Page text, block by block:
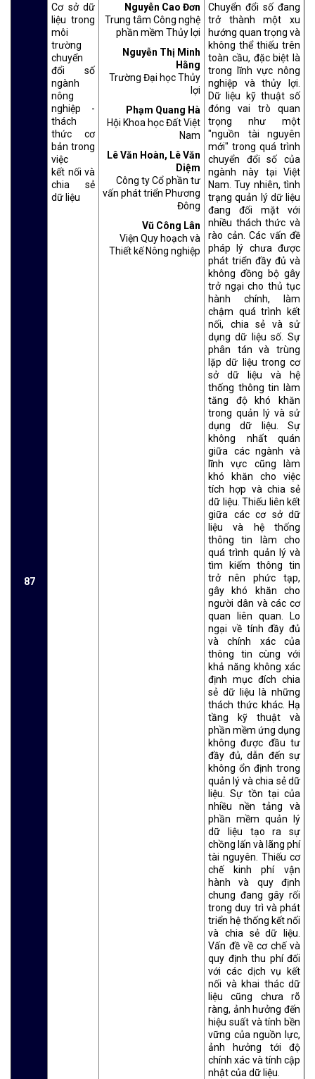
87
Cơ sở dữ
liệu trong
môi
trường
chuyển
đổi số
ngành
nông
nghiệp -
thách
thức cơ
bản trong
việc
kết nối và
chia sẻ
dữ liệu
Nguyễn Cao Đơn
Trung tâm Công nghệ
phần mềm Thủy lợi
Nguyễn Thị Minh
Hằng
Trường Đại học Thủy
lợi
Phạm Quang Hà
Hội Khoa học Đất Việt
Nam
Lê Văn Hoàn, Lê Văn
Diệm
Công ty Cổ phần tư
vấn phát triển Phương
Đông
Vũ Công Lân
Viện Quy hoạch và
Thiết kế Nông nghiệp
Chuyển đổi số đang
trở thành một xu
hướng quan trọng và
không thể thiếu trên
toàn cầu, đặc biệt là
trong lĩnh vực nông
nghiệp và thủy lợi.
Dữ liệu kỹ thuật số
đóng vai trò quan
trọng như một
"nguồn tài nguyên
mới" trong quá trình
chuyển đổi số của
ngành này tại Việt
Nam. Tuy nhiên, tình
trạng quản lý dữ liệu
đang đối mặt với
nhiều thách thức và
rào cản. Các vấn đề
pháp lý chưa được
phát triển đầy đủ và
không đồng bộ gây
trở ngại cho thủ tục
hành chính, làm
chậm quá trình kết
nối, chia sẻ và sử
dụng dữ liệu số. Sự
phân tán và trùng
lặp dữ liệu trong cơ
sở dữ liệu và hệ
thống thông tin làm
tăng độ khó khăn
trong quản lý và sử
dụng dữ liệu. Sự
không nhất quán
giữa các ngành và
lĩnh vực cũng làm
khó khăn cho việc
tích hợp và chia sẻ
dữ liệu. Thiếu liên kết
giữa các cơ sở dữ
liệu và hệ thống
thông tin làm cho
quá trình quản lý và
tìm kiếm thông tin
trở nên phức tạp,
gây khó khăn cho
người dân và các cơ
quan liên quan. Lo
ngại về tính đầy đủ
và chính xác của
thông tin cùng với
khả năng không xác
định mục đích chia
sẻ dữ liệu là những
thách thức khác. Hạ
tầng kỹ thuật và
phần mềm ứng dụng
không được đầu tư
đầy đủ, dẫn đến sự
không ổn định trong
quản lý và chia sẻ dữ
liệu. Sự tồn tại của
nhiều nền tảng và
phần mềm quản lý
dữ liệu tạo ra sự
chồng lấn và lãng phí
tài nguyên. Thiếu cơ
chế kinh phí vận
hành và quy định
chung đang gây rối
trong duy trì và phát
triển hệ thống kết nối
và chia sẻ dữ liệu.
Vấn đề về cơ chế và
quy định thu phí đối
với các dịch vụ kết
nối và khai thác dữ
liệu cũng chưa rõ
ràng, ảnh hưởng đến
hiệu suất và tính bền
vững của nguồn lực,
ảnh hưởng tới độ
chính xác và tính cập
nhật của dữ liệu.